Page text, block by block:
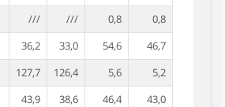
/// /// 0,8
0,8
36,2 33,0 54,6
46,7
127,7 126,4 5,6
5,2
43,9 38,6 46,4
43,0